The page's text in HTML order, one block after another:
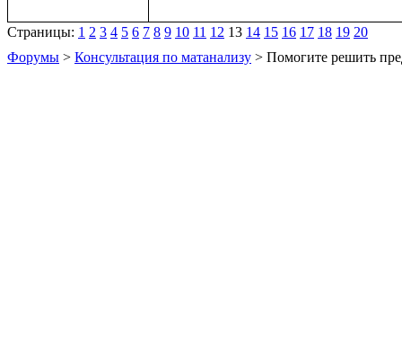
Страницы: 1 2 3 4 5 6 7 8 9 10 11 12 13 14 15 16 17 18 19 20
Форумы > Консультация по матанализу > Помогите решить